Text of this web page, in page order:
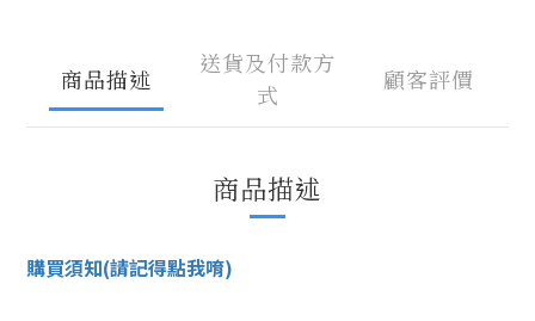
商品描述
送貨及付款方
式
顧客評價
商品描述
購買須知(請記得點我唷)